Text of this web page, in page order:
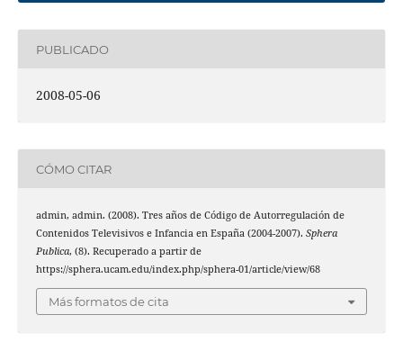
PUBLICADO
2008-05-06
CÓMO CITAR
admin, admin. (2008). Tres años de Código de Autorregulación de
Contenidos Televisivos e Infancia en España (2004-2007). Sphera
Publica, (8). Recuperado a partir de
https://sphera.ucam.edu/index.php/sphera-01/article/view/68
Más formatos de cita